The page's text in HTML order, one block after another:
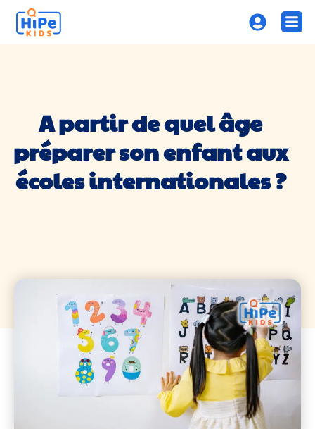
A partir de quel âge
préparer son enfant aux
écoles internationales ?